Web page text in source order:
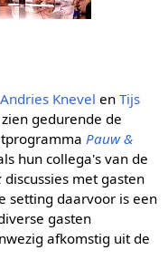
Andries Knevel en Tijs
gedurende de
Pauw &
hun collega's van de
discussies met gasten
setting daarvoor is een
gasten
afkomstig uit de